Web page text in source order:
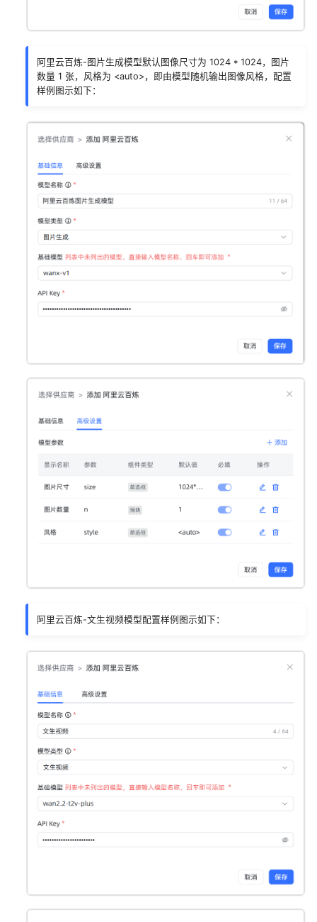
阿里云百炼-图片生成模型默认图像尺寸为 1024 * 1024，图片
数量 1 张，风格为 <auto>，即由模型随机输出图像风格，配置
样例图示如下：
阿里云百炼-文生视频模型配置样例图示如下：